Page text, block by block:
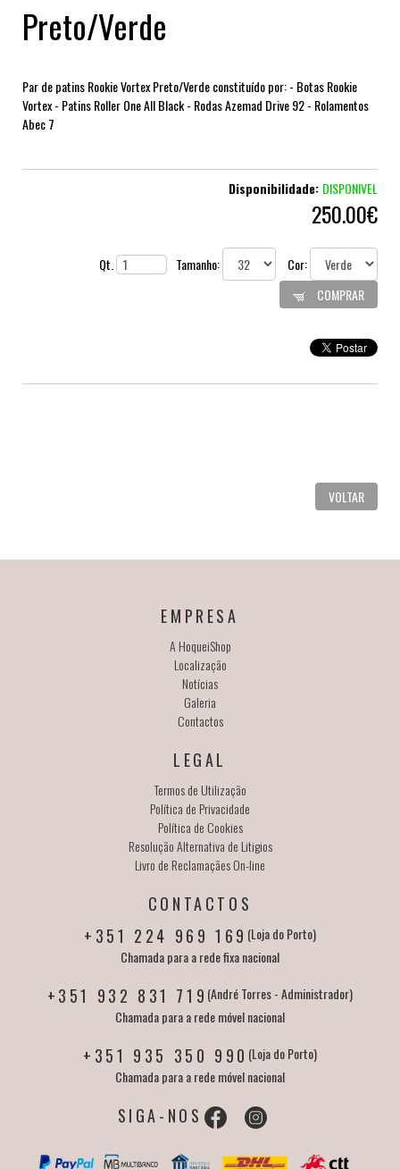
Preto/Verde
Par de patins Rookie Vortex Preto/Verde constituído por: - Botas Rookie
Vortex - Patins Roller One All Black - Rodas Azemad Drive 92 - Rolamentos
Abec 7
Disponibilidade: DISPONIVEL
250.00€
Qt. Tamanho:
Cor:
COMPRAR
VOLTAR
EMPRESA
A HoqueiShop
Localização
Notícias
Galeria
Contactos
LEGAL
Termos de Utilização
Política de Privacidade
Política de Cookies
Resolução Alternativa de Litigios
Livro de Reclamaçães On-line
CONTACTOS
+351 224 969 169 (Loja do Porto)
Chamada para a rede fixa nacional
+351 932 831 719 (André Torres - Administrador)
Chamada para a rede móvel nacional
+351 935 350 990 (Loja do Porto)
Chamada para a rede móvel nacional
SIGA-NOS